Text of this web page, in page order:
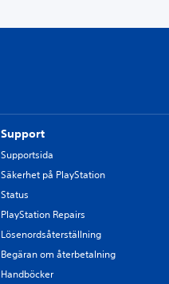
Support
Supportsida
Säkerhet på PlayStation
Status
PlayStation Repairs
Lösenordsåterställning
Begäran om återbetalning
Handböcker